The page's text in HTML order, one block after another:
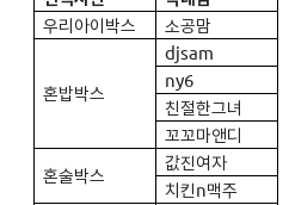
우리아이박스
소공맘
혼밥박스
djsam
ny6
친절한그녀
꼬꼬마앤디
혼술박스
값진여자
치킨n맥주